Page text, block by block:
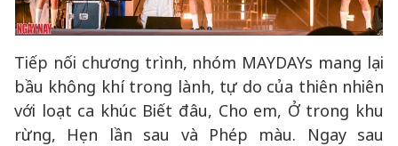
Tiếp nối chương trình, nhóm MAYDAYs mang lại
bầu không khí trong lành, tự do của thiên nhiên
với loạt ca khúc Biết đâu, Cho em, Ở trong khu
rừng, Hẹn lần sau và Phép màu. Ngay sau